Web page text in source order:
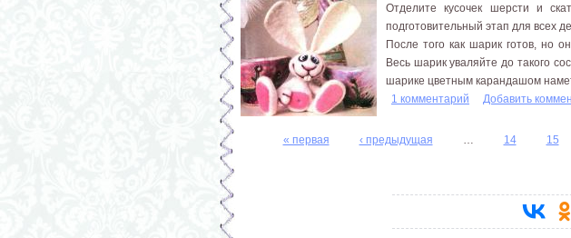
Отделите кусочек шерсти и
подготовительный этап для всех
После того как шарик готов, но
Весь шарик уваляйте до такого
шарике цветным карандашом
1 комментарий
Добавить
« первая ‹ предыдущая 14 15